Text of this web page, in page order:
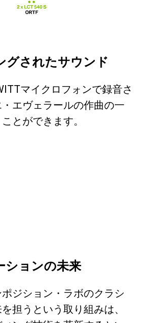
グされたサウンド
マイクロフォンで録音さ
エヴェラールの作曲の一
とができます。
ションの未来
ジション・ラボのクラシ
担うという取り組みは、